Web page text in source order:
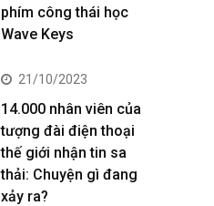
phím công thái học
Wave Keys
21/10/2023
14.000 nhân viên của
tượng đài điện thoại
thế giới nhận tin sa
thải: Chuyện gì đang
xảy ra?